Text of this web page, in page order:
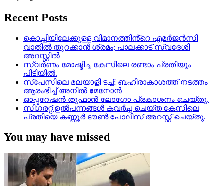
Recent Posts
കൊച്ചിയിലേക്കുള്ള വിമാനത്തിൻ്റെ എമര്‍ജന്‍സി
വാതില്‍ തുറക്കാന്‍ ശ്രമം; പാലക്കാട് സ്വദേശി
അറസ്റ്റില്‍
സ്വർണം മോഷ്ടിച്ച കേസിലെ രണ്ടാം പ്രതിയും
പിടിയിൽ.
സ്‌പേസിലെ മലയാളി ടച്ച്; ബഹിരാകാശത്ത് നടത്തം
ആരംഭിച്ച് അനില്‍ മേനോന്‍
ഓപ്പറേഷൻ തൂഫാൻ ലോഗോ പ്രകാശനം ചെയ്തു.
സിഗരറ്റ് ഉൽപന്നങ്ങൾ കവർച്ച ചെയ്ത കേസിലെ
പ്രതിയെ കണ്ണൂർ ടൗൺ പോലീസ് അറസ്റ്റ് ചെയ്തു.
You may have missed